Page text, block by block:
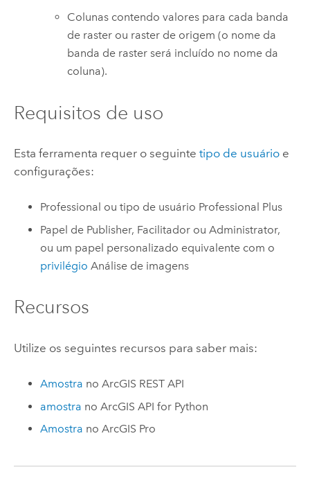
Colunas contendo valores para cada banda
de raster ou raster de origem (o nome da
banda de raster será incluído no nome da
coluna).
Requisitos de uso
Esta ferramenta requer o seguinte tipo de usuárioe
configurações:
Professional ou tipo de usuário Professional Plus
Papel de Publisher, Facilitador ou Administrator,
ou um papel personalizado equivalente com o
privilégio Análise de imagens​
Recursos
Utilize os seguintes recursos para saber mais:
Amostra noArcGIS REST API
amostra noArcGIS API for Python
Amostra noArcGIS Pro